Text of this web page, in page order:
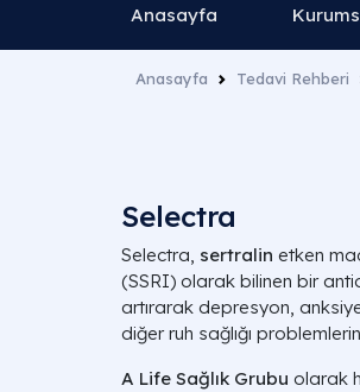
Anasayfa
Anasayfa Tedavi Rehberi
Selectra
Selectra, sertralin etken
(SSRI) olarak bilinen bir
artırarak depresyon,
diğer ruh sağlığı
A Life Sağlık Grubu olarak